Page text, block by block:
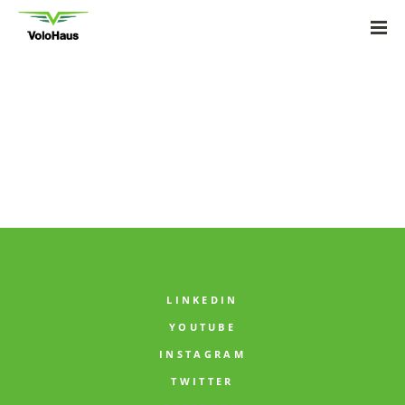
LINKEDIN
YOUTUBE
INSTAGRAM
TWITTER